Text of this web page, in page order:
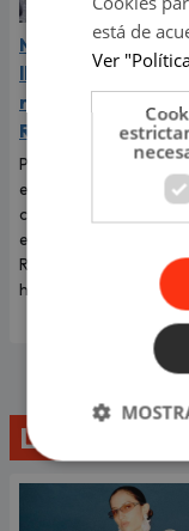
Mario Hart
lloró a escondidas
ruptura con
Rivadeneira
Por primera vez, el
exintegrante de
contó cómo
el fin de su relación
Rivadeneira, madre
hijos.
Lo último
está de
Ver